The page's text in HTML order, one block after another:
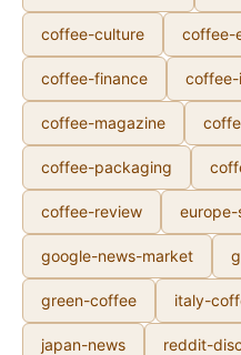
coffee-culture coffee-
coffee-finance
coffee-magazine
coffee-packaging
coffee-review
google-news-market
green-coffee italy-
japan-news reddit-